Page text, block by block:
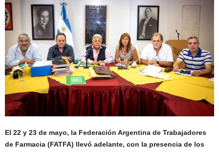
El 22 y 23 de mayo, la Federación Argentina de Trabajadores
de Farmacia (FATFA) llevó adelante, con la presencia de los